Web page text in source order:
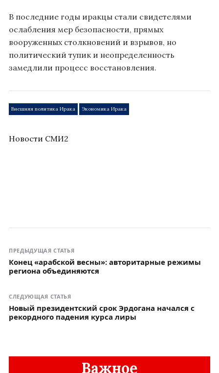
В последние годы иракцы стали свидетелями
ослабления мер безопасности, прямых
вооруженных столкновений и взрывов, но
политический тупик и неопределенность
замедлили процесс восстановления.
Внешняя политика Ирака Экономика Ирака
Новости СМИ2
ПРЕДЫДУЩАЯ СТАТЬЯ
Конец «арабской весны»: авторитарные режимы
региона объединяются
СЛЕДУЮЩАЯ СТАТЬЯ
Новый президентский срок Эрдогана начался с
рекордного падения курса лиры
Важное